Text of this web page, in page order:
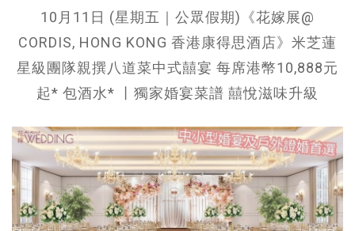
10月11日 (星期五｜公眾假期)《花嫁展@
CORDIS, HONG KONG 香港康得思酒店》米芝蓮
星級團隊親撰八道菜中式囍宴 每席港幣10,888元
起* 包酒水* 丨獨家婚宴菜譜 囍悅滋味升級